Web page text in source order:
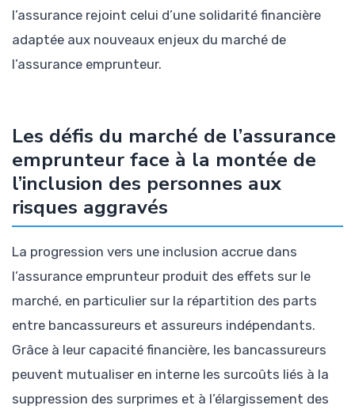
l’assurance rejoint celui d’une solidarité financière
adaptée aux nouveaux enjeux du marché de
l’assurance emprunteur.
Les défis du marché de l’assurance
emprunteur face à la montée de
l’inclusion des personnes aux
risques aggravés
La progression vers une inclusion accrue dans
l’assurance emprunteur produit des effets sur le
marché, en particulier sur la répartition des parts
entre bancassureurs et assureurs indépendants.
Grâce à leur capacité financière, les bancassureurs
peuvent mutualiser en interne les surcoûts liés à la
suppression des surprimes et à l’élargissement des